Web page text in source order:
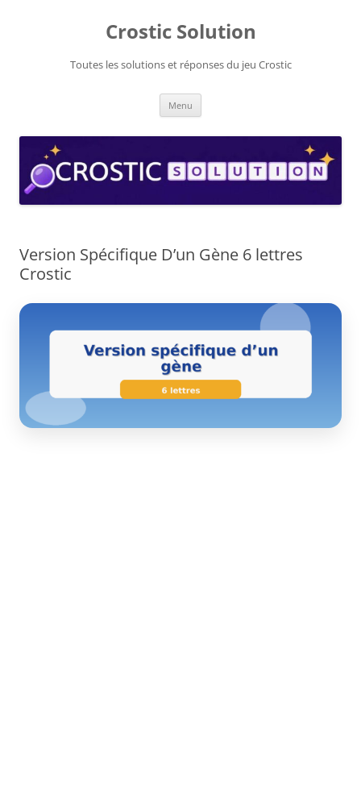
Crostic Solution
Toutes les solutions et réponses du jeu Crostic
Menu
Version Spécifique D’un Gène 6 lettres
Crostic